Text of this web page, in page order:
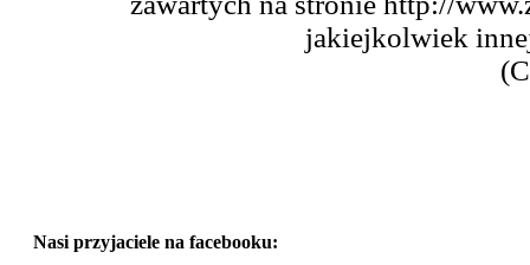
jakiejkolwiek
Nasi przyjaciele na facebooku: